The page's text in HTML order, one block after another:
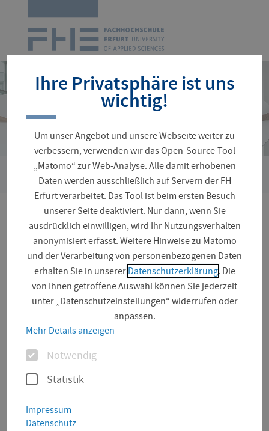
Navigation
überspringen
Sie
sind
hier:
Personenverzeichnis › Schröter, Laura
Laura Schröter
Angewandte Sozialwissenschaften
Ihre Privatsphäre ist uns
wichtig!
Um unser Angebot und unsere Webseite weiter zu
verbessern, verwenden wir das Open-Source-Tool
„Matomo“ zur Web-Analyse. Alle damit erhobenen
Daten werden ausschließlich auf Servern der FH
Erfurt verarbeitet. Das Tool ist beim ersten Besuch
unserer Seite deaktiviert. Nur dann, wenn Sie
ausdrücklich einwilligen, wird Ihr Nutzungsverhalten
anonymisiert erfasst. Weitere Hinweise zu Matomo
und der Verarbeitung von personenbezogenen Daten
erhalten Sie in unserer Datenschutzerklärung. Die
von Ihnen getroffene Auswahl können Sie jederzeit
unter „Datenschutzeinstellungen“ widerrufen oder
anpassen.
Mehr Details anzeigen
OptionenNotwendig
Statistik
Impressum
Datenschutz